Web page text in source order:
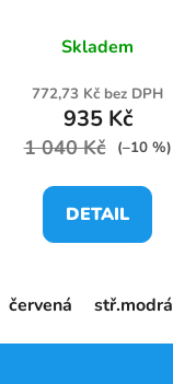
Skladem
772,73 Kč bez DPH
935 Kč
1 040 Kč (–10 %)
DETAIL
červená stř.modrá